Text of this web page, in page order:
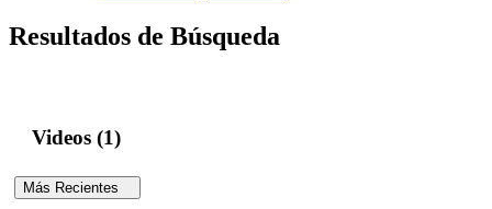
Resultados de Búsqueda
Videos (1)
Más Recientes